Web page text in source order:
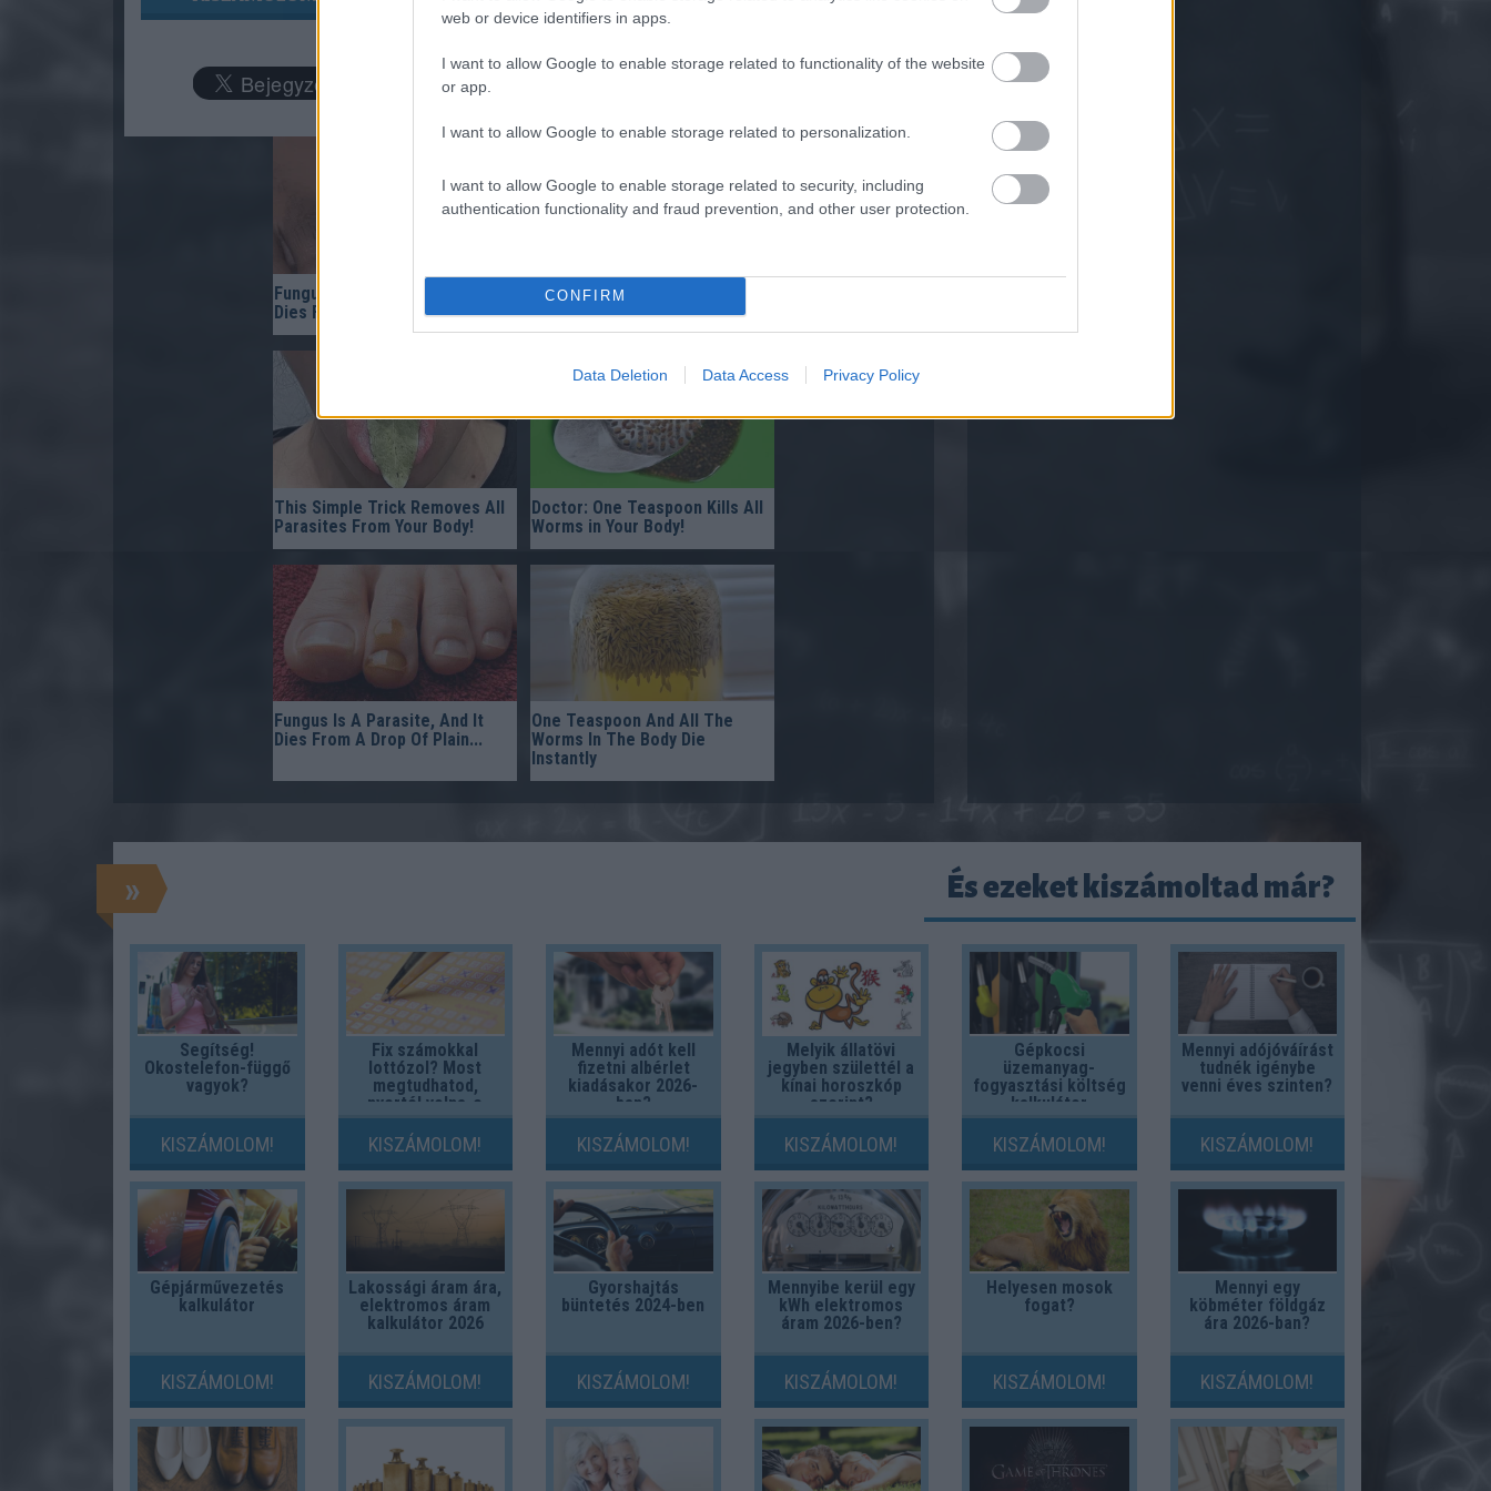
web or device identifiers in apps.
I want to allow Google to enable storage related to functionality of the website
or app.
I want to allow Google to enable storage related to personalization.
I want to allow Google to enable storage related to security, including
authentication functionality and fraud prevention, and other user protection.
CONFIRM
Data Deletion Data Access Privacy Policy
Fungus Is A Parasite, And It
Dies From A Drop Of Plain...
5 Parasite-Causing Foods You
Should Stop Eating Right Now
This Simple Trick Removes All
Parasites From Your Body!
Doctor: One Teaspoon Kills All
Worms in Your Body!
Fungus Is A Parasite, And It
Dies From A Drop Of Plain...
One Teaspoon And All The
Worms In The Body Die
Instantly
» És ezeket kiszámoltad már?
Segítség!
Okostelefon-függő
vagyok?
KISZÁMOLOM!
Fix számokkal
lottózol? Most
megtudhatod,
nyertél volna-e
valaha!
KISZÁMOLOM!
Mennyi adót kell
fizetni albérlet
kiadásakor 2026-
ban?
KISZÁMOLOM!
Melyik állatövi
jegyben születtél a
kínai horoszkóp
szerint?
KISZÁMOLOM!
Gépkocsi
üzemanyag-
fogyasztási költség
kalkulátor
KISZÁMOLOM!
Mennyi adójóváírást
tudnék igénybe
venni éves szinten?
KISZÁMOLOM!
Gépjárművezetés
kalkulátor
KISZÁMOLOM!
Lakossági áram ára,
elektromos áram
kalkulátor 2026
KISZÁMOLOM!
Gyorshajtás
büntetés 2024-ben
KISZÁMOLOM!
Mennyibe kerül egy
kWh elektromos
áram 2026-ben?
KISZÁMOLOM!
Helyesen mosok
fogat?
KISZÁMOLOM!
Mennyi egy
köbméter földgáz
ára 2026-ban?
KISZÁMOLOM!